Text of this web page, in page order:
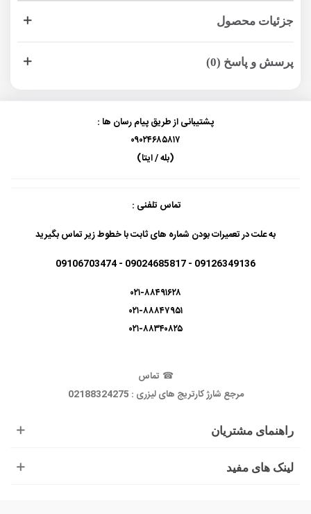
جزئیات محصول
پرسش و پاسخ (0)
راهنمای مشتریان
لینک های مفید
پشتیبانی از طریق پیام رسان ها :
۰۹۰۲۴۶۸۵۸۱۷
(بله / ایتا)
تماس تلفنی :
به علت در تعمیرات بودن شماره های ثابت با خطوط زیر تماس بگیرید
09126349136 - 09024685817 - 09106703474
۰۲۱-۸۸۴۹۱۶۲۸
۰۲۱-۸۸۸۴۷۹۵۱
۰۲۱-۸۸۳۴۰۸۲۵
☎ تماس
مرجع شارژ کارتریج های لیزری : 02188324275